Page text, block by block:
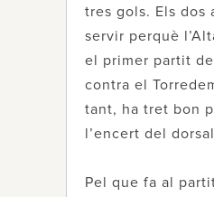
tres gols. Els dos
servir perquè
el primer partit
contra el
tant, ha tret bon
l’encert del dorsal
Pel que fa al